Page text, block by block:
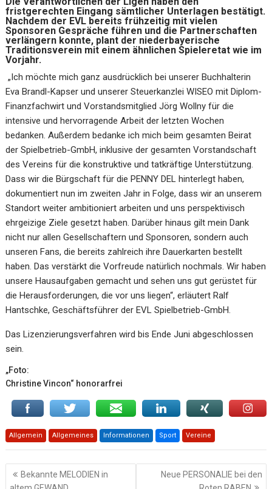
fristgerechten Eingang sämtlicher Unterlagen bestätigt.
Nachdem der EVL bereits frühzeitig mit vielen
Sponsoren Gespräche führen und die Partnerschaften
verlängern konnte, plant der niederbayerische
Traditionsverein mit einem ähnlichen Spieleretat wie im
Vorjahr.
„Ich möchte mich ganz ausdrücklich bei unserer Buchhalterin
Eva Brandl-Kapser und unserer Steuerkanzlei WISEO mit Diplom-
Finanzfachwirt und Vorstandsmitglied Jörg Wollny für die
intensive und hervorragende Arbeit der letzten Wochen
bedanken. Außerdem bedanke ich mich beim gesamten Beirat
der Spielbetrieb-GmbH, inklusive der gesamten Vorstandschaft
des Vereins für die konstruktive und tatkräftige Unterstützung.
Dass wir die Bürgschaft für die PENNY DEL hinterlegt haben,
dokumentiert nun im zweiten Jahr in Folge, dass wir an unserem
Standort weiter ambitioniert arbeiten und uns perspektivisch
ehrgeizige Ziele gesetzt haben. Darüber hinaus gilt mein Dank
nicht nur allen Gesellschaftern und Sponsoren, sondern auch
unseren Fans, die bereits zahlreich ihre Dauerkarten bestellt
haben. Das verstärkt die Vorfreude natürlich nochmals. Wir haben
unsere Hausaufgaben gemacht und sehen uns gut gerüstet für
die Herausforderungen, die vor uns liegen“, erläutert Ralf
Hantschke, Geschäftsführer der EVL Spielbetrieb-GmbH.
Das Lizenzierungsverfahren wird bis Ende Juni abgeschlossen
sein.
„Foto:
Christine Vincon“ honorarfrei
Allgemein Allgemeines Informationen Sport Vereine
Beitragsnavigation
Bekannte MELODIEN in
Neue PERSONALIE bei den